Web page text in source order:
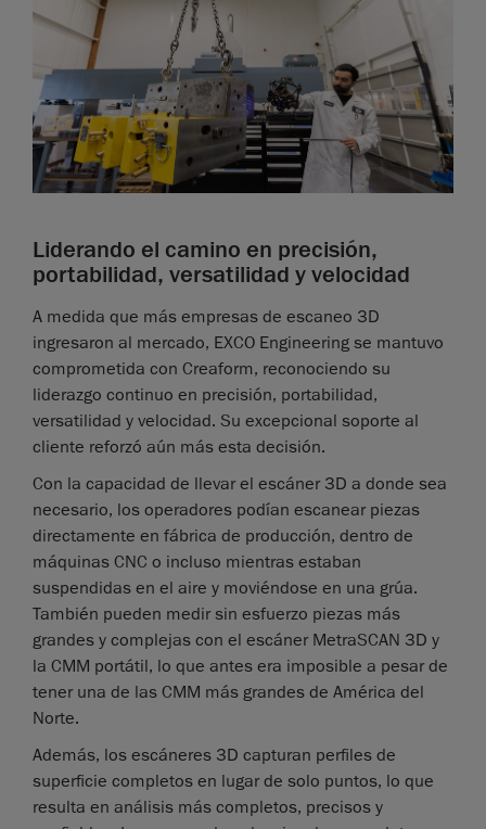
Liderando el camino en precisión,
portabilidad, versatilidad y velocidad
A medida que más empresas de escaneo 3D
ingresaron al mercado, EXCO Engineering se mantuvo
comprometida con Creaform, reconociendo su
liderazgo continuo en precisión, portabilidad,
versatilidad y velocidad. Su excepcional soporte al
cliente reforzó aún más esta decisión.
Con la capacidad de llevar el escáner 3D a donde sea
necesario, los operadores podían escanear piezas
directamente en fábrica de producción, dentro de
máquinas CNC o incluso mientras estaban
suspendidas en el aire y moviéndose en una grúa.
También pueden medir sin esfuerzo piezas más
grandes y complejas con el escáner MetraSCAN 3D y
la CMM portátil, lo que antes era imposible a pesar de
tener una de las CMM más grandes de América del
Norte.
Además, los escáneres 3D capturan perfiles de
superficie completos en lugar de solo puntos, lo que
resulta en análisis más completos, precisos y